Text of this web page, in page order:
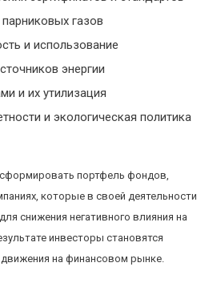
газов
и использование
энергии
и их утилизация
и экологическая политика
портфель фондов,
которые в своей деятельности
снижения негативного влияния на
инвесторы становятся
движения на финансовом рынке.